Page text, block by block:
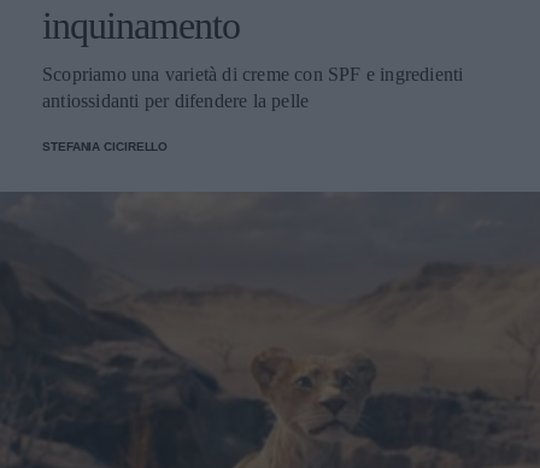
inquinamento
Scopriamo una varietà di creme con SPF e ingredienti
antiossidanti per difendere la pelle
STEFANIA CICIRELLO